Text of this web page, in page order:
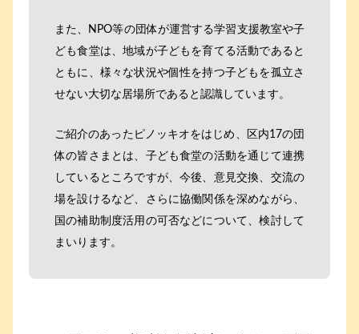
また、NPO等の団体が運営する学習支援教室や子
ども食堂は、地域が子どもを育てる活動であると
ともに、様々な状況や個性を持つ子どもを孤立さ
せない大切な居場所であると認識しています。
ご紹介のあったピノッキオをはじめ、区内17の団
体の皆さまとは、子ども食堂の活動を通じて連携
しているところですが、今後、意見交換、交流の
場を設けるなど、さらに協働関係を深めながら、
国の補助制度活用の可否などについて、検討して
まいります。